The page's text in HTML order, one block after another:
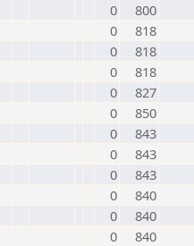
0
800
0
818
0
818
0
818
0
827
0
850
0
843
0
843
0
843
0
840
0
840
0
840